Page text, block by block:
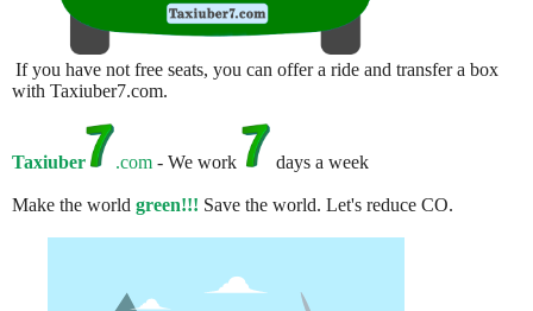
If you have not free seats, you can offer a ride and transfer a box
with Taxiuber7.com.
Taxiuber .com - We work days a week
Make the world green!!! Save the world. Let's reduce CO.